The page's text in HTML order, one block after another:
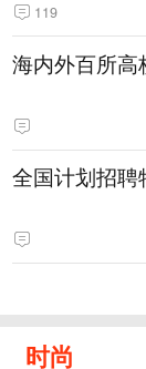
119
海内外百所高
全国计划招
时尚